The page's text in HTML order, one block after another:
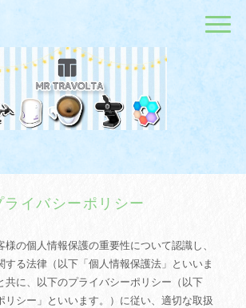
ライバシーポリシー
様の個人情報保護の重要性について認識し、
する法律（以下「個人情報保護法」といいま
共に、以下のプライバシーポリシー（以下
リシー」といいます。）に従い、適切な取扱